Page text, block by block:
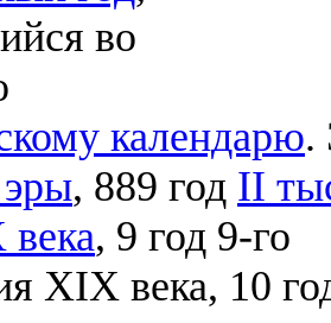
во
календарю.
, 889 год II
, 9 год 9-го
XIX века, 10